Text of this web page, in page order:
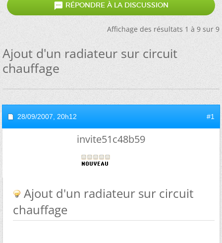
 RÉPONDRE À LA DISCUSSION
Affichage des résultats 1 à 9 sur 9
Ajout d'un radiateur sur circuit
chauffage
28/09/2007, 20h12 #1
invite51c48b59
Ajout d'un radiateur sur circuit
chauffage